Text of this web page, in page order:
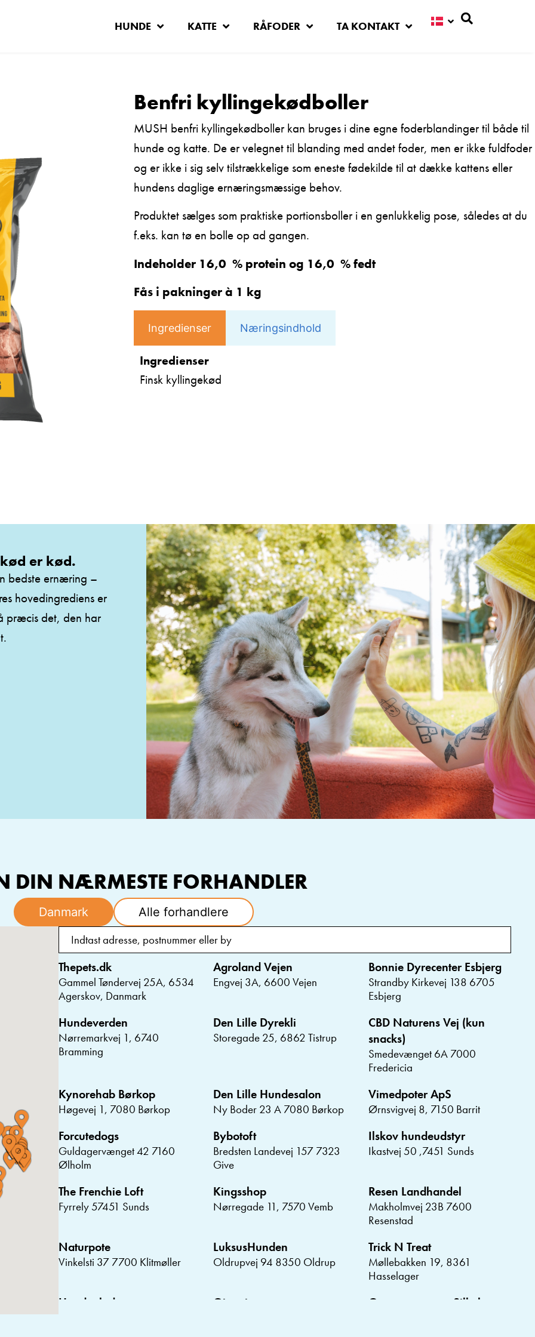
HUNDE KATTE RÅFODER TA KONTAKT
Benfri kyllingekødboller
MUSH benfri kyllingekødboller kan bruges i dine egne foderblandinger til både til
hunde og katte. De er velegnet til blanding med andet foder, men er ikke fuldfoder
og er ikke i sig selv tilstrækkelige som eneste fødekilde til at dække kattens eller
hundens daglige ernæringsmæssige behov.
Produktet sælges som praktiske portionsboller i en genlukkelig pose, således at du
f.eks. kan tø en bolle op ad gangen.
Indeholder 16,0 % protein og 16,0 % fedt
Fås i pakninger à 1 kg
Ingredienser Næringsindhold
Ingredienser
Finsk kyllingekød
er kød.
bedste ernæring –
hovedingrediens er
præcis det, den har
DIN NÆRMESTE FORHANDLER
Danmark Alle forhandlere
Thepets.dk
Gammel Tøndervej 25A, 6534
Agerskov, Danmark
Agroland Vejen
Engvej 3A, 6600 Vejen
Bonnie Dyrecenter Esbjerg
Strandby Kirkevej 138 6705
Esbjerg
Hundeverden
Nørremarkvej 1, 6740
Bramming
Den Lille Dyrekli
Storegade 25, 6862 Tistrup
CBD Naturens Vej (kun
snacks)
Smedevænget 6A 7000
Fredericia
Kynorehab Børkop
Høgevej 1, 7080 Børkop
Den Lille Hundesalon
Ny Boder 23 A 7080 Børkop
Vimedpoter ApS
Ørnsvigvej 8, 7150 Barrit
Forcutedogs
Guldagervænget 42 7160
Ølholm
Bybotoft
Bredsten Landevej 157 7323
Give
Ilskov hundeudstyr
Ikastvej 50 ,7451 Sunds
The Frenchie Loft
Fyrrely 57451 Sunds
Kingsshop
Nørregade 11, 7570 Vemb
Resen Landhandel
Makholmvej 23B 7600
Resenstad
Naturpote
Vinkelsti 37 7700 Klitmøller
LuksusHunden
Oldrupvej 94 8350 Oldrup
Trick N Treat
Møllebakken 19, 8361
Hasselager
Hundeglad
Bavne Alle 2C 8370 Hadsten
Qimmiq Grovvarecentret Silkeborg